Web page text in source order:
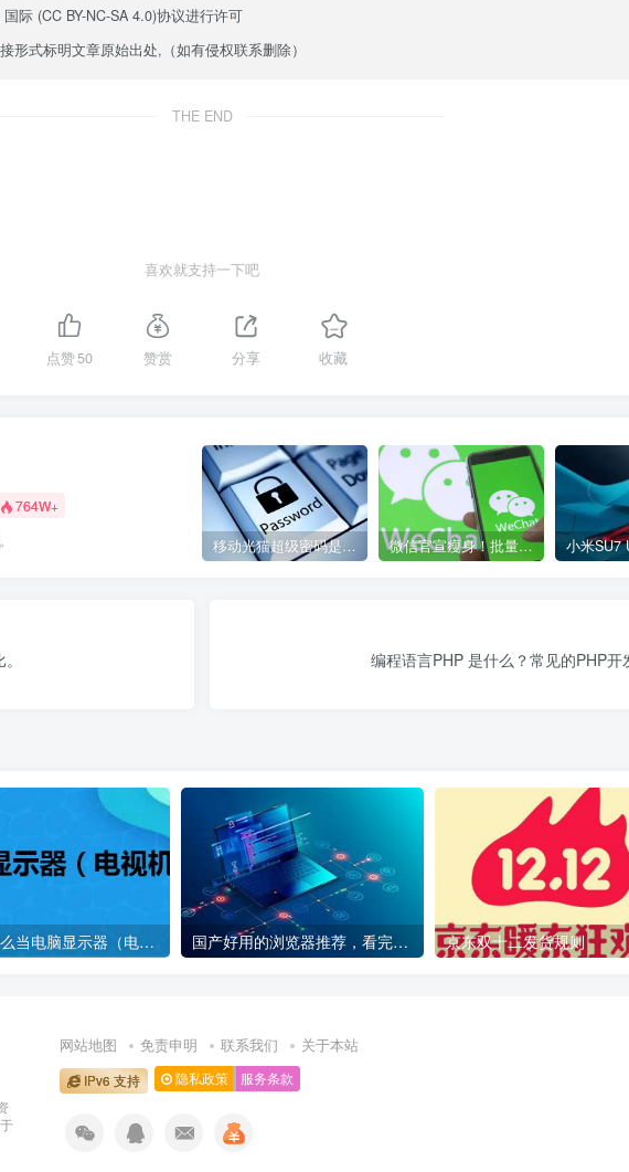
际 (CC BY-NC-SA 4.0)协议进行许可
式标明文章原始出处,（如有侵权联系删除）
THE END
喜欢就支持一下吧
点赞50 赞赏 分享 收藏
764W+
移动光猫超级密码是多少？移动光猫超级管理员后台账号与密码 微信官宣瘦身！批量清理原图新功能来了 安卓、iOS均可使用
编程语言PHP 是什么？常见的PHP开
电视机怎么当电脑显示器（电视机怎么插线） 国产好用的浏览器推荐，看完这6款浏览器的对比。 京东双十二发货规则
网站地图 免责申明 联系我们 关于本站
IPv6 支持 隐私政策 服务条款